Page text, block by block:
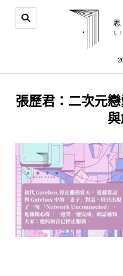
張歷君：二次元